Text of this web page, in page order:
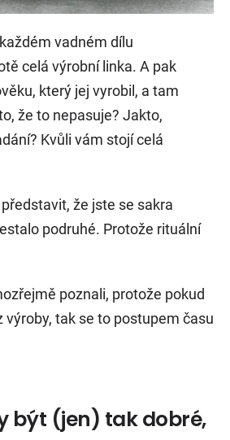
vadném dílu
celá výrobní linka. A pak
který jej vyrobil, a tam
že to nepasuje? Jakto,
Kvůli vám stojí celá
že jste se sakra
podruhé. Protože rituální
poznali, protože pokud
výroby, tak se to postupem času
být (jen) tak dobré,